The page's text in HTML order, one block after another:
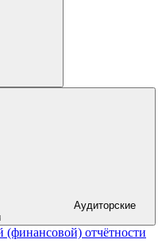
(финансовой) отчётности